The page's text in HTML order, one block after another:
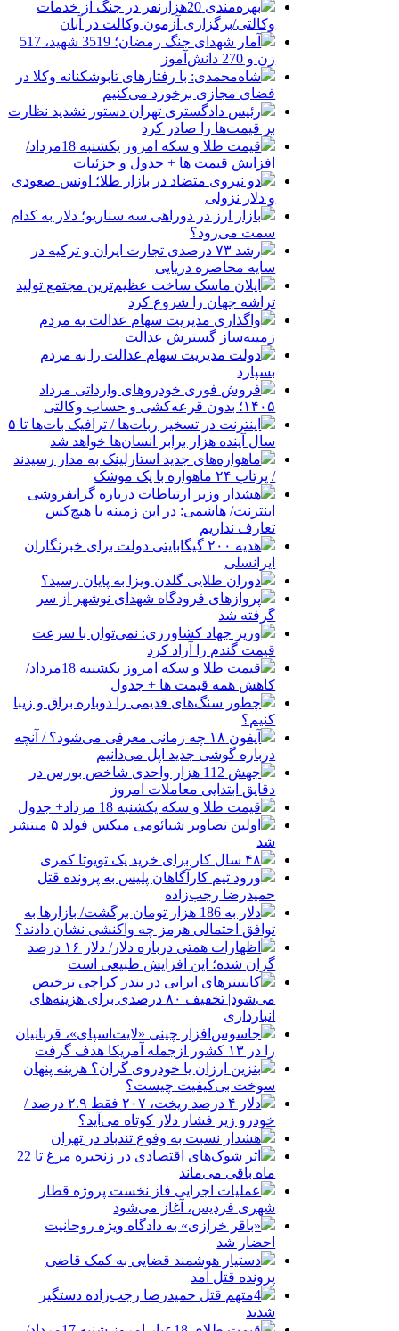
بهره‌مندی 20هزارنفر در جنگ از خدمات
وکالتی/برگزاری آزمون وکالت در آبان
آمار شهدای جنگ رمضان؛ 3519 شهید، 517
زن و 270 دانش‌آموز
شاه‌محمدی: با رفتارهای تابوشکنانه وکلا در
فضای مجازی برخورد می‌کنیم
رئیس دادگستری تهران دستور تشدید نظارت
بر قیمت‌ها را صادر کرد
قیمت طلا و سکه امروز یکشنبه 18مرداد/
افزایش قیمت ها + جدول و جزئیات
دو نیروی متضاد در بازار طلا؛ اونس صعودی
و دلار نزولی
بازار ارز در دوراهی سه سناریو؛ دلار به کدام
سمت می‌رود؟
رشد ۷۳ درصدی تجارت ایران و ترکیه در
سایه محاصره دریایی
ایلان ماسک ساخت عظیم‌ترین مجتمع تولید
تراشه جهان را شروع کرد
واگذاری مدیریت سهام عدالت به مردم
زمینه‌ساز گسترش عدالت
دولت مدیریت سهام عدالت را به مردم
بسپارد
فروش فوری خودروهای وارداتی مرداد
۱۴۰۵؛ بدون قرعه‌کشی و حساب وکالتی
اینترنت در تسخیر ربات‌ها / ترافیک بات‌ها تا ۵
سال آینده هزار برابر انسان‌ها خواهد شد
ماهواره‌های جدید استارلینک به مدار رسیدند
/ پرتاب ۲۴ ماهواره با یک موشک
هشدار وزیر ارتباطات درباره گرانفروشی
اینترنت/ هاشمی: در این زمینه با هیچ‌کس
تعارف نداریم
هدیه ۲۰۰ گیگابایتی دولت برای خبرنگاران
ایرانسلی
دوران طلایی گلدن ویزا به پایان رسید؟
پروازهای فرودگاه شهدای نوشهر از سر
گرفته شد
وزیر جهاد کشاورزی: نمی‌توان با سرعت
قیمت گندم را آزاد کرد
قیمت طلا و سکه امروز یکشنبه 18مرداد/
کاهش همه قیمت ها + جدول
چطور سنگ‌های قدیمی را دوباره براق و زیبا
کنیم؟
آیفون ۱۸ چه زمانی معرفی می‌شود؟ / آنچه
درباره گوشی جدید اپل می‌دانیم
جهش 112 هزار واحدی شاخص بورس در
دقایق ابتدایی معاملات امروز
قیمت طلا و سکه یکشنبه 18 مرداد+ جدول
اولین تصاویر شیائومی میکس فولد ۵ منتشر
شد
۴۸ سال کار برای خرید یک تویوتا کمری
ورود تیم کارآگاهان پلیس به پرونده قتل
حمیدرضا رجب‌زاده
دلار به 186 هزار تومان برگشت/ بازارها به
توافق احتمالی هرمز چه واکنشی نشان دادند؟
اظهارات همتی درباره دلار/ دلار ۱۶ درصد
گران شده؛ این افزایش طبیعی است
کانتینرهای ایرانی در بندر کراچی ترخیص
می‌شود| تخفیف ۸۰ درصدی برای هزینه‌های
انبارداری
جاسوس‌افزار چینی «لایت‌اسپای»، قربانیان
را در ۱۳ کشور ازجمله آمریکا هدف گرفت
بنزین ارزان یا خودروی گران؟ هزینه پنهان
سوخت بی‌کیفیت چیست؟
دلار ۴ درصد ریخت، ۲۰۷ فقط ۲.۹ درصد /
خودرو زیر فشار دلار کوتاه می‌آید؟
هشدار نسبت به وفوع تندباد در تهران
اثر شوک‌های اقتصادی در زنجیره مرغ تا 22
ماه باقی می‌ماند
عملیات اجرایی فاز نخست پروژه قطار
شهری فردیس، آغاز می‌شود
«باقر خرازی» به دادگاه ویژه روحانیت
احضار شد
دستیار هوشمند قضایی به کمک قاضی
پرونده قتل آمد
4متهم قتل حمیدرضا رجب‌زاده دستگیر
شدند